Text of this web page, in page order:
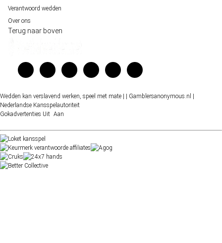
Verantwoord wedden
Over ons
Terug naar boven
Wedden kan verslavend werken, speel met mate | | Gamblersanonymous.nl |
Nederlandse Kansspelautoriteit
Gokadvertenties Uit Aan